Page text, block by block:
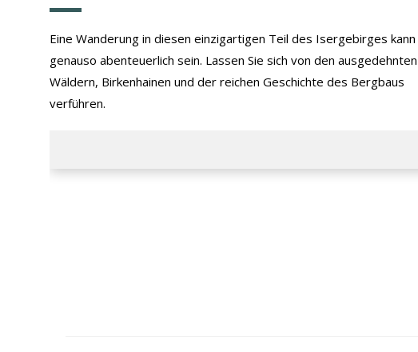
Eine Wanderung in diesen einzigartigen Teil des Isergebirges kann
genauso abenteuerlich sein. Lassen Sie sich von den ausgedehnten
Wäldern, Birkenhainen und der reichen Geschichte des Bergbaus
verführen.